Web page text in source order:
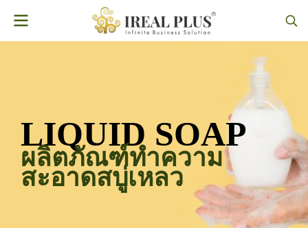
LIQUID SOAP
ผลิตภัณฑ์ทำความ
สะอาดสบู่เหลว